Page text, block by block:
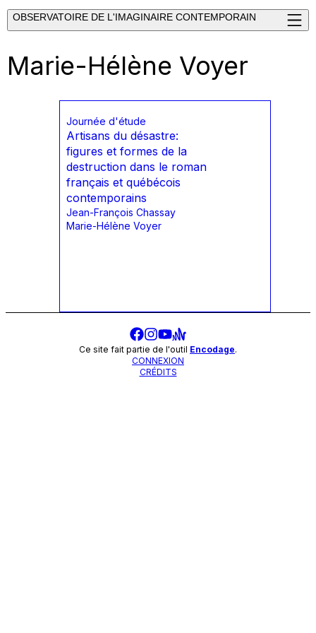
OBSERVATOIRE DE L'IMAGINAIRE CONTEMPORAIN
Marie-Hélène Voyer
Journée d'étude
Artisans du désastre:
figures et formes de la
destruction dans le roman
français et québécois
contemporains
Jean-François Chassay
Marie-Hélène Voyer
Ce site fait partie de l'outil Encodage.
CONNEXION
CRÉDITS